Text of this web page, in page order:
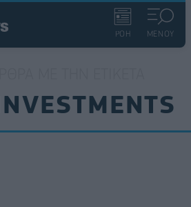
ΡΟΗ ΜΕΝΟΥ